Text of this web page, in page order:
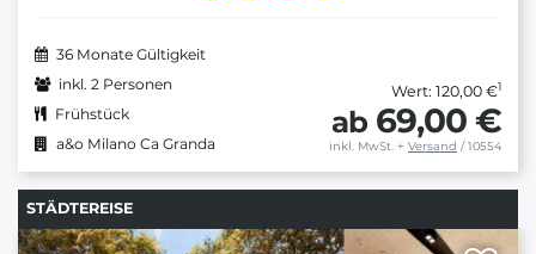
36 Monate Gültigkeit
inkl. 2 Personen
Frühstück
a&o Milano Ca Granda
Wert: 120,00 €1
ab 69,00 €
inkl. MwSt. + Versand / 10554
STÄDTEREISE